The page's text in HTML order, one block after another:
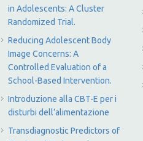
in Adolescents: A Cluster
Randomized Trial.
Reducing Adolescent Body
Image Concerns: A
Controlled Evaluation of a
School-Based Intervention.
Introduzione alla CBT-E per i
disturbi dell’alimentazione
Transdiagnostic Predictors of